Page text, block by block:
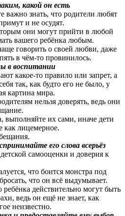
какой он есть
важно знать, что родители любят
и не осудят.
они могут прийти в любой
вашего ребёнка любым.
говорить о своей любви, даже
в чём-то провинилось.
в воспитании
какое-то правило или запрет, а
так, как будто его не было, у
картина мира.
нельзя доверять, ведь они
выполняйте их сами, иначе дети
как лицемерное.
его слова всерьёз
самооценки и доверия к
что боится монстра под
что он всё выдумывает.
действительно могут быть
ведь он ещё не знает, как
неизвестно.